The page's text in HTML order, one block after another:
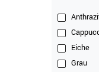
Eiche
Grau